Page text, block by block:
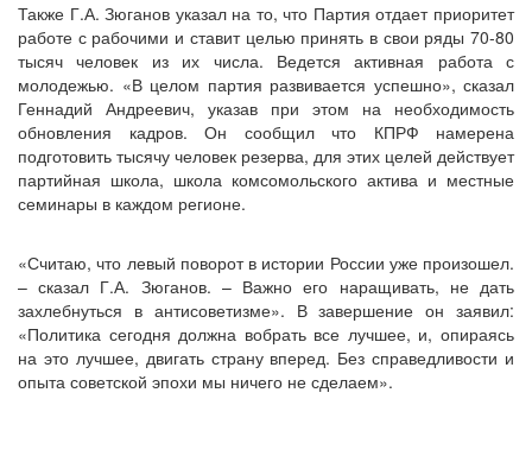
Также Г.А. Зюганов указал на то, что Партия отдает приоритет
работе с рабочими и ставит целью принять в свои ряды 70-80
тысяч человек из их числа. Ведется активная работа с
молодежью. «В целом партия развивается успешно», сказал
Геннадий Андреевич, указав при этом на необходимость
обновления кадров. Он сообщил что КПРФ намерена
подготовить тысячу человек резерва, для этих целей действует
партийная школа, школа комсомольского актива и местные
семинары в каждом регионе.
«Считаю, что левый поворот в истории России уже произошел.
– сказал Г.А. Зюганов. – Важно его наращивать, не дать
захлебнуться в антисоветизме». В завершение он заявил:
«Политика сегодня должна вобрать все лучшее, и, опираясь
на это лучшее, двигать страну вперед. Без справедливости и
опыта советской эпохи мы ничего не сделаем».